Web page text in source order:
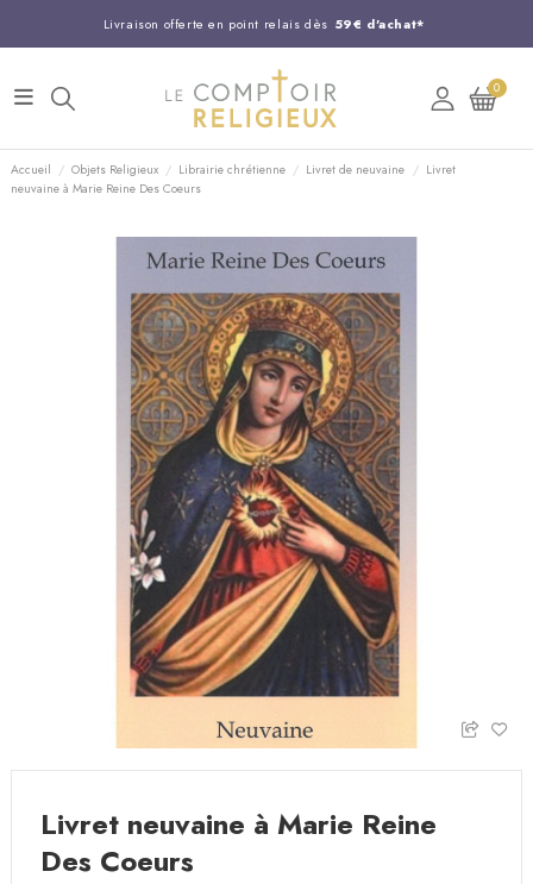
Livraison offerte en point relais dès 59€ d'achat*
Entreprise Française familiale
Support client disponible au 03 20 24 74 15
Commandez avant 14H, expédition le jour même !
0
Accueil Objets Religieux Librairie chrétienne Livret de neuvaine
Livret
neuvaine à Marie Reine Des Coeurs
Livret neuvaine à Marie Reine
Des Coeurs